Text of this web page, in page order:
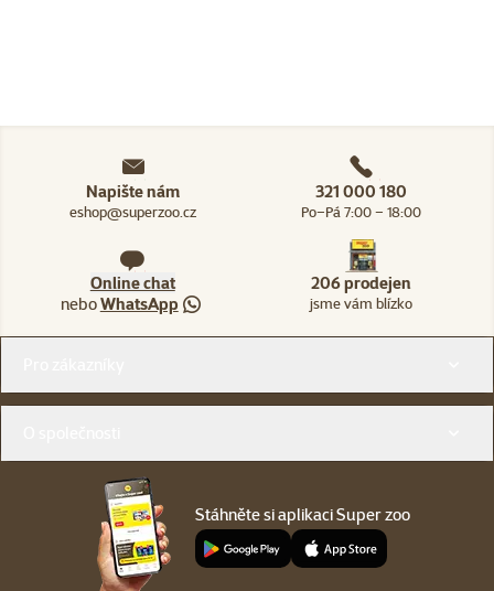
Napište nám
eshop@superzoo.cz
321 000 180
Po–Pá 7:00 – 18:00
Online chat
neboWhatsApp
206 prodejen
jsme vám blízko
Stáhněte si aplikaci Super zoo